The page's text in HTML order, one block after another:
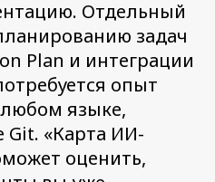
Отдельный
задач
Plan и интеграции
опыт
языке,
Git. «Карта ИИ-
оценить,